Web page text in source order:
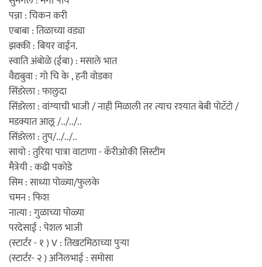
पन्ना : चिकन करी
एबाबा : तिळाच्या वड्या
झक्की : बियर वाईन.
स्वाति अंबोळे (ईबा) : मसाले भात
वैद्यबुवा : गो चि के , हनी वोडका
सिंडरेला : फालुदा
सिंडरेला : वांग्याची भाजी / नाही मिळाली तर त्याच रश्यात बेबी पोटॅटो /
मडक्यात आलू /../../..
सिंडरेला : तुप/../../..
सायो : तुरिया पात्रा वाटाणा - कॅरीओकी सिस्टीम
मैत्रेयी : कढी पकोडे
सिम : साध्या पोळ्या/फुलके
चमन : फिश
नात्या : गुळाच्या पोळ्या
परदेसाई : पेशल भाजी
(स्टार्टर - १ ) V : तिखटमिठाच्या पुर्‍या
(स्टार्टर- २ ) अनिलभाई : समोसा